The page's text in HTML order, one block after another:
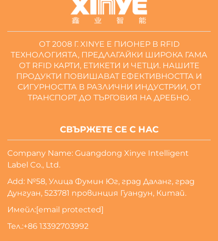
ОТ 2008 Г. XINYE Е ПИОНЕР В RFID
ТЕХНОЛОГИЯТА, ПРЕДЛАГАЙКИ ШИРОКА ГАМА
ОТ RFID КАРТИ, ЕТИКЕТИ И ЧЕТЦИ. НАШИТЕ
ПРОДУКТИ ПОВИШАВАТ ЕФЕКТИВНОСТТА И
СИГУРНОСТТА В РАЗЛИЧНИ ИНДУСТРИИ, ОТ
ТРАНСПОРТ ДО ТЪРГОВИЯ НА ДРЕБНО.
СВЪРЖЕТЕ СЕ С НАС
Company Name: Guangdong Xinye Intelligent
Label Co., Ltd.
Add: №58, Улица Фумин Юг, град Даланг, град
Дунгуан, 523781 провинция Гуандун, Китай.
Имейл:[email protected]
Тел.:+86 13392703992